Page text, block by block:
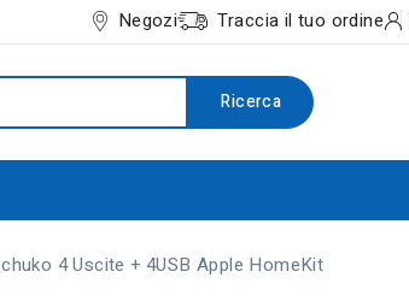
Negozi Traccia il tuo ordine
Ricerca
4 Uscite + 4USB Apple HomeKit